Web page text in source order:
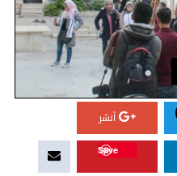
أنشر
Save